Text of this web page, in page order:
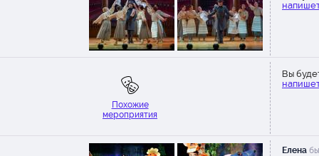
декорации и, конечно же,
Глядя на всё, сам начинаешь
сказку. Мы были счастливы
постановки. Малыш просидел
отделения открыв рот и ни
отвлекся ни на что (это
редко). Хотим еще что-
посмотреть у вас, но кроме
для трехлеток пока ничего
Огромное спасибо!!!!
Алексейбыл(а) 08 февраля
Похожие
мероприятия
Вы
Елена